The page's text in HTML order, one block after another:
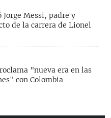
Jorge Messi, padre y
de la carrera de Lionel
"nueva era en las
con Colombia